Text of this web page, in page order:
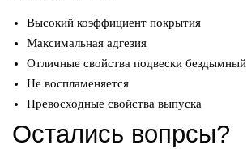
Высокий коэффициент покрытия
Максимальная адгезия
Отличные свойства подвески бездымный
Не воспламеняется
Превосходные свойства выпуска
Остались вопрсы?